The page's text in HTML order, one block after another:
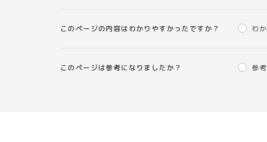
このページの内容はわかりやすかったですか？ わ
このページは参考になりましたか？ 参